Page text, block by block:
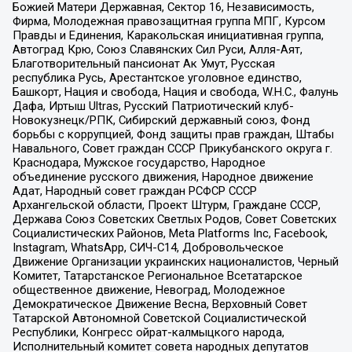
Божией Матери Державная, Сектор 16, Независимость,
Фирма, Молодежная правозащитная группа МПГ, Курсом
Правды и Единения, Каракольская инициативная группа,
Автоград Крю, Союз Славянских Сил Руси, Алля-Аят,
Благотворительный пансионат Ак Умут, Русская
республика Русь, Арестантское уголовное единство,
Башкорт, Нация и свобода, Нация и свобода, W.H.С., Фалунь
Дафа, Иртыш Ultras, Русский Патриотический клуб-
Новокузнецк/РПК, Сибирский державный союз, Фонд
борьбы с коррупцией, Фонд защиты прав граждан, Штабы
Навального, Совет граждан СССР Прикубанского округа г.
Краснодара, Мужское государство, Народное
объединение русского движения, Народное движение
Адат, Народный совет граждан РСФСР СССР
Архангельской области, Проект Штурм, Граждане СССР,
Держава Союз Советских Светлых Родов, Совет Советских
Социалистических Районов, Meta Platforms Inc, Facebook,
Instagram, WhatsApp, СИЧ-С14, Добровольческое
Движение Организации украинских националистов, Черный
Комитет, Татарстанское Региональное Всетатарское
общественное движение, Невоград, Молодежное
Демократическое Движение Весна, Верховный Совет
Татарской Автономной Советской Социалистической
Республики, Конгресс ойрат-калмыцкого народа,
Исполнительный комитет совета народных депутатов